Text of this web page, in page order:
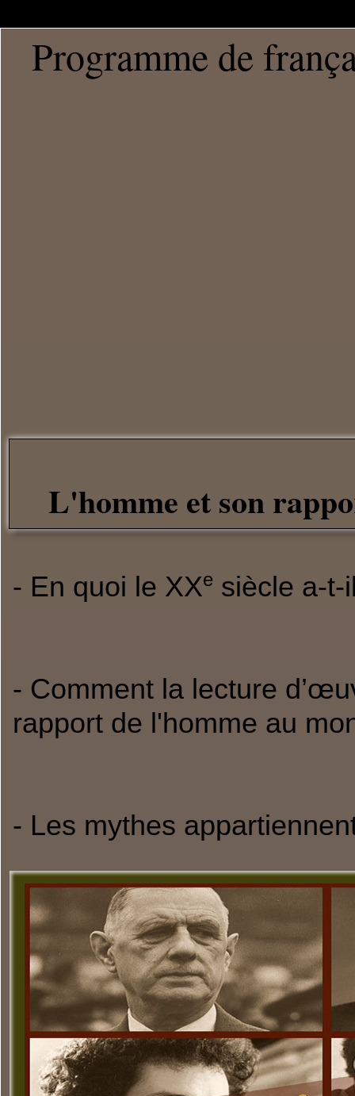
Programme de
L'homme et son
- En quoi le XXe siècle a-t-
- Comment la lecture
rapport de l'homme au
- Les mythes